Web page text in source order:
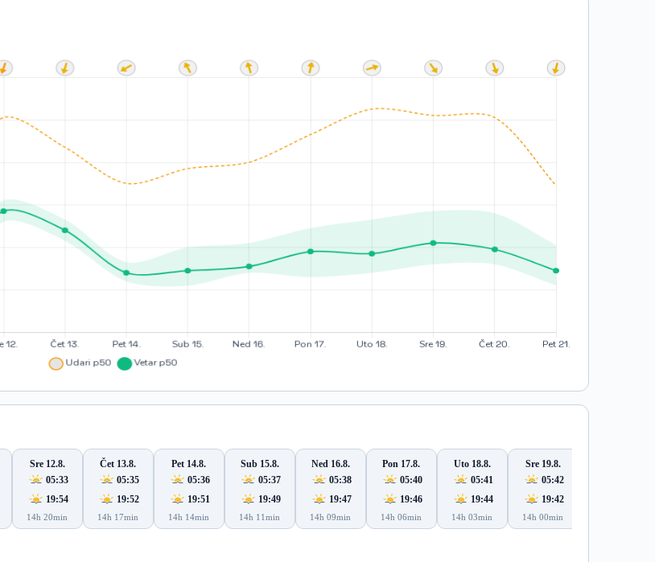
Sre 12.8.
05:33
19:54
14h 20min
Čet 13.8.
05:35
19:52
14h 17min
Pet 14.8.
05:36
19:51
14h 14min
Sub 15.8.
05:37
19:49
14h 11min
Ned 16.8.
05:38
19:47
14h 09min
Pon 17.8.
05:40
19:46
14h 06min
Uto 18.8.
05:41
19:44
14h 03min
Sre 19.8.
05:42
19:42
14h 00min